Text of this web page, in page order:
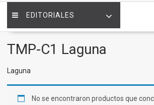
EDITORIALES
TMP-C1 Laguna
Laguna
No se encontraron productos que